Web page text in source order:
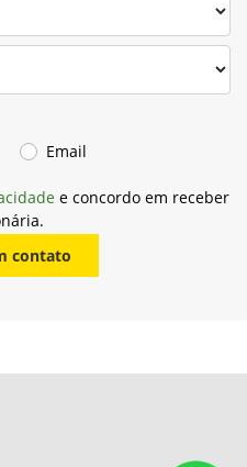
Email
e concordo em receber
contato